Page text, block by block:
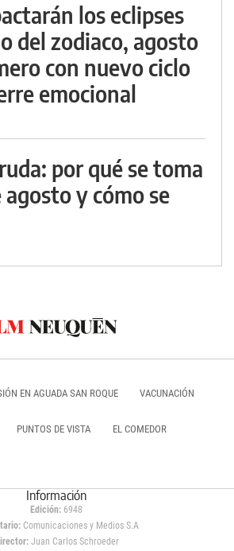
los eclipses
del zodiaco, agosto
con nuevo ciclo
emocional
por qué se toma
agosto y cómo se
EN AGUADA SAN ROQUE VACUNACIÓN
PUNTOS DE VISTA EL COMEDOR
Información
Edición: 6948
Comunicaciones y Medios S.A
Juan Carlos Schroeder